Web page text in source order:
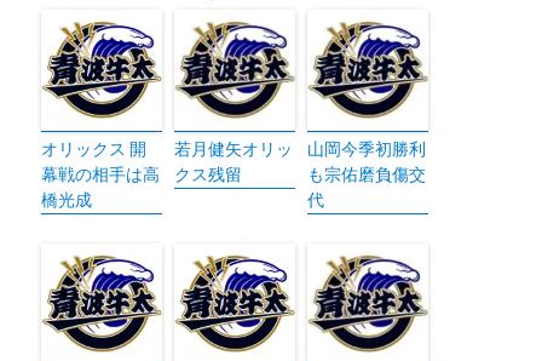
オリックス 開
幕戦の相手は高
橋光成
若月健矢オリッ
クス残留
山岡今季初勝利
も宗佑磨負傷交
代